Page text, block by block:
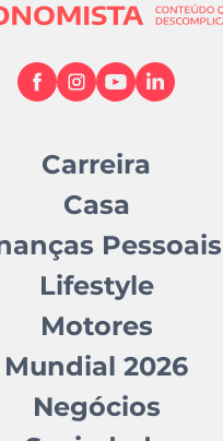
Carreira
Casa
Pessoais
Lifestyle
Motores
Mundial 2026
Negócios